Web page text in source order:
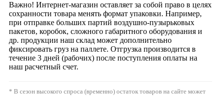
Важно! Интернет-магазин оставляет за собой право в целях
сохранности товара менять формат упаковки. Например,
при отправке больших партий воздушно-пузырьковых
пакетов, коробок, сложного габаритного оборудования и
др. продукции наш склад может дополнительно
фиксировать груз на паллете. Отгрузка производится в
течение 3 дней (рабочих) после поступления оплаты на
наш расчетный счет.
* В сезон высокого спроса (временно) остаток товаров на сайте может